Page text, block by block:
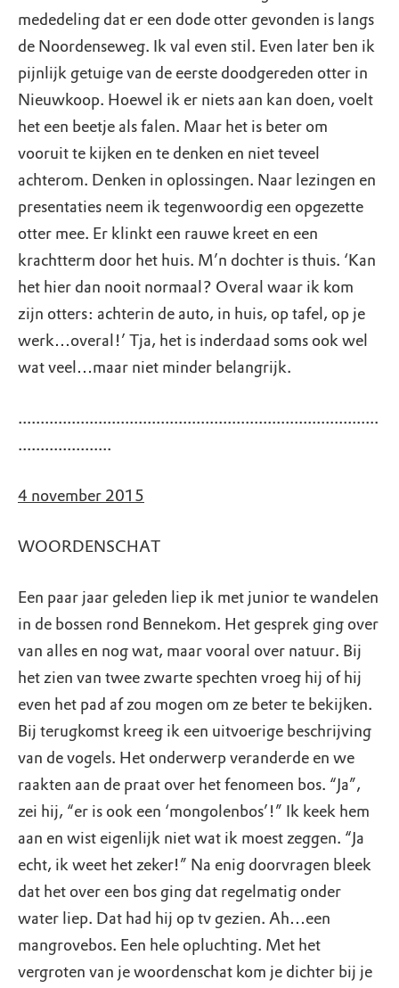
mededeling dat er een dode otter gevonden is langs
de Noordenseweg. Ik val even stil. Even later ben ik
pijnlijk getuige van de eerste doodgereden otter in
Nieuwkoop. Hoewel ik er niets aan kan doen, voelt
het een beetje als falen. Maar het is beter om
vooruit te kijken en te denken en niet teveel
achterom. Denken in oplossingen. Naar lezingen en
presentaties neem ik tegenwoordig een opgezette
otter mee. Er klinkt een rauwe kreet en een
krachtterm door het huis. M’n dochter is thuis. ‘Kan
het hier dan nooit normaal? Overal waar ik kom
zijn otters: achterin de auto, in huis, op tafel, op je
werk…overal!’ Tja, het is inderdaad soms ook wel
wat veel…maar niet minder belangrijk.
.................................................................................
.....................
4 november 2015
WOORDENSCHAT
Een paar jaar geleden liep ik met junior te wandelen
in de bossen rond Bennekom. Het gesprek ging over
van alles en nog wat, maar vooral over natuur. Bij
het zien van twee zwarte spechten vroeg hij of hij
even het pad af zou mogen om ze beter te bekijken.
Bij terugkomst kreeg ik een uitvoerige beschrijving
van de vogels. Het onderwerp veranderde en we
raakten aan de praat over het fenomeen bos. “Ja”,
zei hij, “er is ook een ‘mongolenbos’!” Ik keek hem
aan en wist eigenlijk niet wat ik moest zeggen. “Ja
echt, ik weet het zeker!” Na enig doorvragen bleek
dat het over een bos ging dat regelmatig onder
water liep. Dat had hij op tv gezien. Ah…een
mangrovebos. Een hele opluchting. Met het
vergroten van je woordenschat kom je dichter bij je